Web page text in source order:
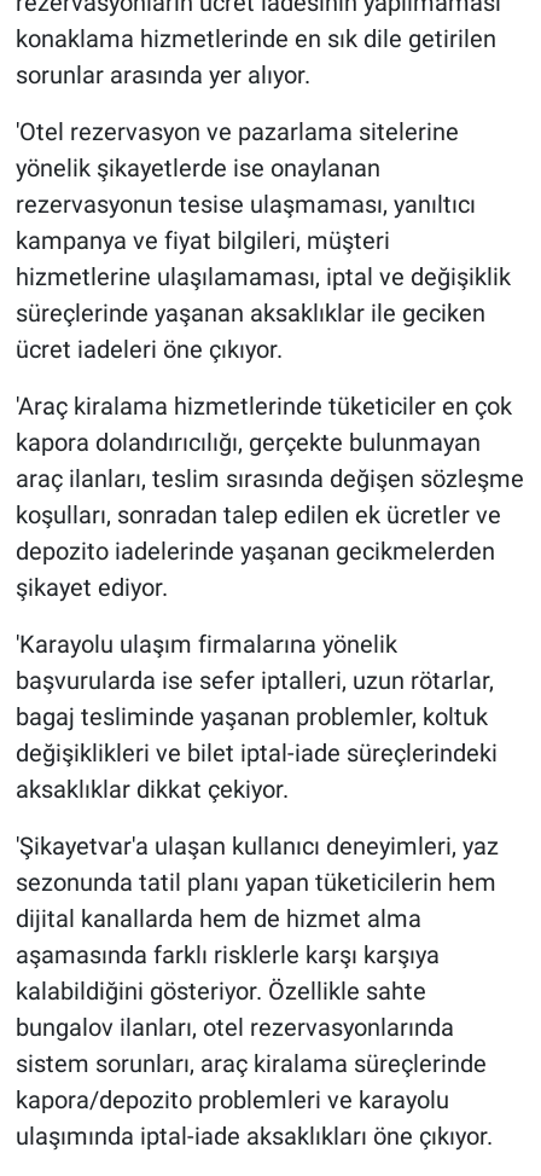
konaklama hizmetlerinde en sık dile getirilen
sorunlar arasında yer alıyor.
'Otel rezervasyon ve pazarlama sitelerine
yönelik şikayetlerde ise onaylanan
rezervasyonun tesise ulaşmaması, yanıltıcı
kampanya ve fiyat bilgileri, müşteri
hizmetlerine ulaşılamaması, iptal ve değişiklik
süreçlerinde yaşanan aksaklıklar ile geciken
ücret iadeleri öne çıkıyor.
'Araç kiralama hizmetlerinde tüketiciler en çok
kapora dolandırıcılığı, gerçekte bulunmayan
araç ilanları, teslim sırasında değişen sözleşme
koşulları, sonradan talep edilen ek ücretler ve
depozito iadelerinde yaşanan gecikmelerden
şikayet ediyor.
'Karayolu ulaşım firmalarına yönelik
başvurularda ise sefer iptalleri, uzun rötarlar,
bagaj tesliminde yaşanan problemler, koltuk
değişiklikleri ve bilet iptal-iade süreçlerindeki
aksaklıklar dikkat çekiyor.
'Şikayetvar'a ulaşan kullanıcı deneyimleri, yaz
sezonunda tatil planı yapan tüketicilerin hem
dijital kanallarda hem de hizmet alma
aşamasında farklı risklerle karşı karşıya
kalabildiğini gösteriyor. Özellikle sahte
bungalov ilanları, otel rezervasyonlarında
sistem sorunları, araç kiralama süreçlerinde
kapora/depozito problemleri ve karayolu
ulaşımında iptal-iade aksaklıkları öne çıkıyor.